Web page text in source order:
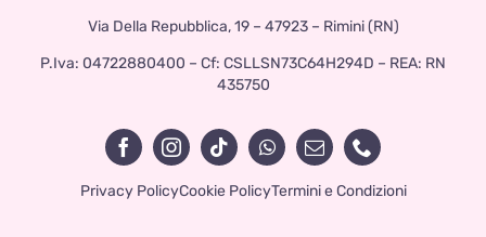
Via Della Repubblica, 19 – 47923 – Rimini (RN)
P.Iva: 04722880400 – Cf: CSLLSN73C64H294D – REA: RN
435750
Privacy PolicyCookie PolicyTermini e Condizioni